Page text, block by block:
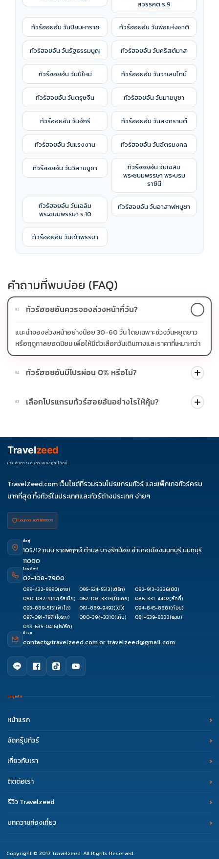
สวรรคต ร.9
ทัวร์ฮอยอัน วันปิยมหาราช ทัวร์ฮอยอัน วันพ่อแห่งชาติ
ทัวร์ฮอยอัน วันรัฐธรรมนูญ ทัวร์ฮอยอัน วันคริสต์มาส
ทัวร์ฮอยอัน วันปีใหม่ ทัวร์ฮอยอัน วันวาเลนไทน์
ทัวร์ฮอยอัน วันตรุษจีน ทัวร์ฮอยอัน วันมาฆบูชา
ทัวร์ฮอยอัน วันจักรี ทัวร์ฮอยอัน วันสงกรานต์
ทัวร์ฮอยอัน วันแรงงาน ทัวร์ฮอยอัน วันฉัตรมงคล
ทัวร์ฮอยอัน วันวิสาขบูชา
ทัวร์ฮอยอัน วันเฉลิม
พระชนมพรรษา พระบรม
ราชินี
ทัวร์ฮอยอัน วันเฉลิม
พระชนมพรรษา ร.10
ทัวร์ฮอยอัน วันอาสาฬหบูชา
ทัวร์ฮอยอัน วันเข้าพรรษา
คำถามที่พบบ่อย (FAQ)
01 ทัวร์ฮอยอันควรจองล่วงหน้ากี่วัน?
แนะนำจองล่วงหน้าอย่างน้อย 30-60 วัน โดยเฉพาะช่วงวันหยุดยาว
หรือฤดูกาลยอดนิยม เพื่อให้มีตัวเลือกวันเดินทางและราคาที่เหมาะกว่า
02 ทัวร์ฮอยอันมีโปรผ่อน 0% หรือไม่?
บางโปรแกรมมีโปรผ่อน 0% หรือโปรโมชั่นบัตรเครดิตตามเงื่อนไขที่
บริษัทกำหนด สามารถดูสัญลักษณ์โปรโมชั่นในรายการทัวร์แต่ละ
03 เลือกโปรแกรมทัวร์ฮอยอันอย่างไรให้คุ้ม?
ช่วงราคา ไม่ควรเทียบจากราคาต่ำสุดเพียงอย่างเดียว
Travelzeed
เริ่มต้นการเดินทางของคุณได้ที่นี่
TravelZeed.com เว็บไซต์ที่รวมรวมโปรแกรมทัวร์ และแพ็กเกจทัวร์ครบ
มากที่สุด ทั้งทัวร์ในประเทศและทัวร์ต่างประเทศ ง่ายๆ
ใบอนุญาต เลขที่ 11/08038
ที่อยู่
105/12 ถนน ราชพฤกษ์ ตำบล บางรักน้อย อำเภอเมืองนนทบุรี นนทบุรี
11000
โทรศัพท์
02-108-7900
099-432-9990(อาย) 095-524-5513(เติร์ก) 082-913-3336(นินิ)
080-082-9197(รัสเซีย) 062-103-3313(ใบเตย) 086-331-4402(ลัคกี้)
093-889-5151(ฟ้าใส) 061-889-9492(วิววี่) 094-845-8881(ก้อย)
097-091-7971(โจริญ) 080-394-3310(เก็บ) 081-639-8333(แอม)
099-635-0416(โฟล์ค)
อีเมล
contact@travelzeed.comortravelzeed@gmail.com
เมนูหลัก
หน้าแรก
จัดกรุ๊ปทัวร์
เกี่ยวกับเรา
ติดต่อเรา
รีวิว Travelzeed
บทความท่องเที่ยว
Copyright © 2017 Travelzeed. All Rights Reserved.